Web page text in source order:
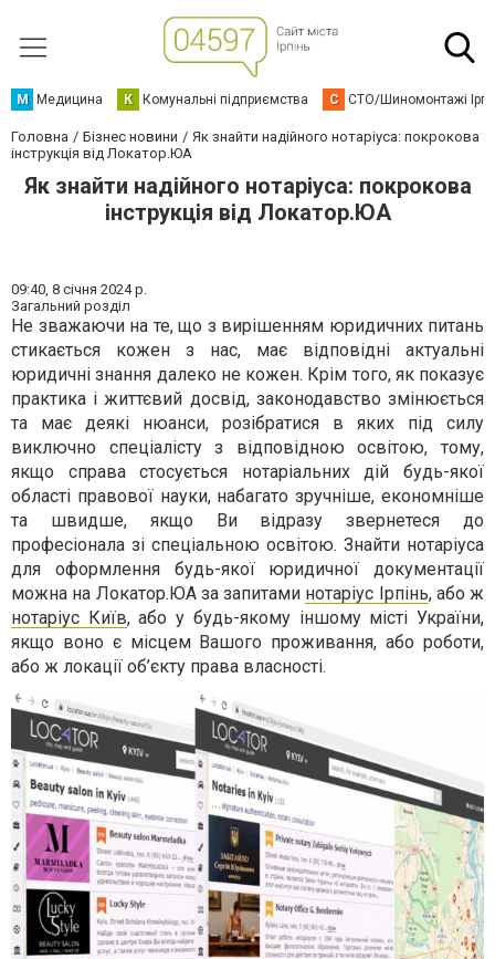
М Медицина К Комунальні підприємства С СТО/Шиномонтажі
Головна Бізнес новини
Як знайти надійного нотаріуса: покрокова
інструкція від Локатор.ЮА
Як знайти надійного нотаріуса: покрокова
інструкція від Локатор.ЮА
09:40, 8 січня 2024 р.
Загальний розділ
Не зважаючи на те, що з вирішенням юридичних питань
стикається кожен з нас, має відповідні актуальні
юридичні знання далеко не кожен. Крім того, як показує
практика і життєвий досвід, законодавство змінюється
та має деякі нюанси, розібратися в яких під силу
виключно спеціалісту з відповідною освітою, тому,
якщо справа стосується нотаріальних дій будь-якої
області правової науки, набагато зручніше, економніше
та швидше, якщо Ви відразу звернетеся до
професіонала зі спеціальною освітою. Знайти нотаріуса
для оформлення будь-якої юридичної документації
можна на Локатор.ЮА за запитами нотаріус Ірпінь, або ж
нотаріус Київ, або у будь-якому іншому місті України,
якщо воно є місцем Вашого проживання, або роботи,
або ж локації об’єкту права власності.